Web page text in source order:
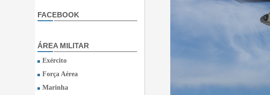
FACEBOOK
ÁREA MILITAR
Exército
Força Aérea
Marinha